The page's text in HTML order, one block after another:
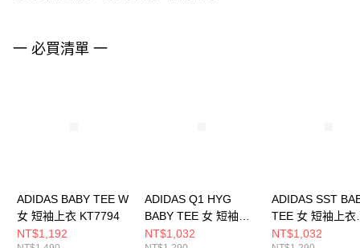
一 必買清單 一
ADIDAS BABY TEE W
女 短袖上衣 KT7794
NT$1,192
ADIDAS Q1 HYG
BABY TEE 女 短袖上
衣 KC7676
NT$1,032
ADIDAS SST
TEE 女 短袖上衣
KS4705
NT$1,032